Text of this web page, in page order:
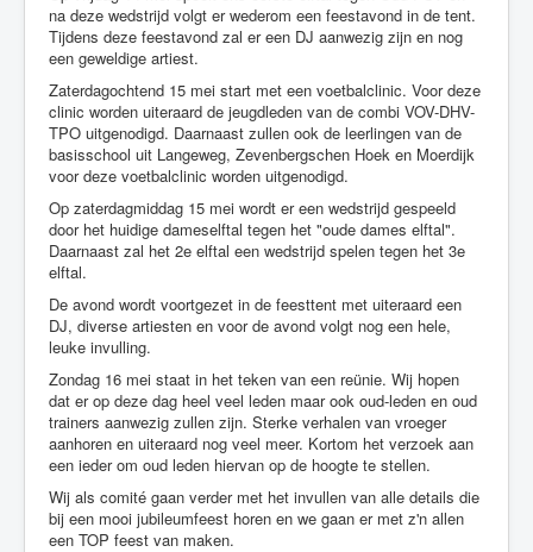
na deze wedstrijd volgt er wederom een feestavond in de tent.
Tijdens deze feestavond zal er een DJ aanwezig zijn en nog
een geweldige artiest.
Zaterdagochtend 15 mei start met een voetbalclinic. Voor deze
clinic worden uiteraard de jeugdleden van de combi VOV-DHV-
TPO uitgenodigd. Daarnaast zullen ook de leerlingen van de
basisschool uit Langeweg, Zevenbergschen Hoek en Moerdijk
voor deze voetbalclinic worden uitgenodigd.
Op zaterdagmiddag 15 mei wordt er een wedstrijd gespeeld
door het huidige dameselftal tegen het "oude dames elftal".
Daarnaast zal het 2e elftal een wedstrijd spelen tegen het 3e
elftal.
De avond wordt voortgezet in de feesttent met uiteraard een
DJ, diverse artiesten en voor de avond volgt nog een hele,
leuke invulling.
Zondag 16 mei staat in het teken van een reünie. Wij hopen
dat er op deze dag heel veel leden maar ook oud-leden en oud
trainers aanwezig zullen zijn. Sterke verhalen van vroeger
aanhoren en uiteraard nog veel meer. Kortom het verzoek aan
een ieder om oud leden hiervan op de hoogte te stellen.
Wij als comité gaan verder met het invullen van alle details die
bij een mooi jubileumfeest horen en we gaan er met z'n allen
een TOP feest van maken.